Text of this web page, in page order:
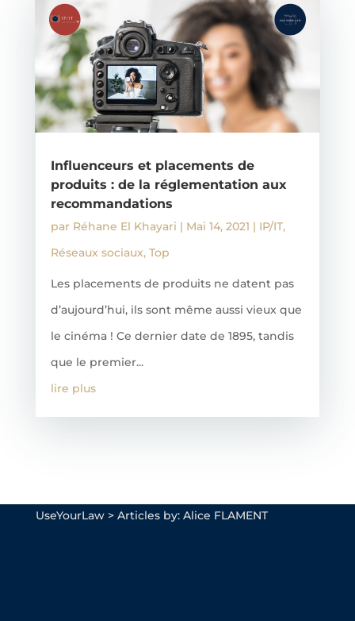
Influenceurs et placements de
produits : de la réglementation aux
recommandations
par Réhane El Khayari | Mai 14, 2021 | IP/IT,
Réseaux sociaux, Top
Les placements de produits ne datent pas
d’aujourd’hui, ils sont même aussi vieux que
le cinéma ! Ce dernier date de 1895, tandis
que le premier...
lire plus
UseYourLaw> Articles by: Alice FLAMENT